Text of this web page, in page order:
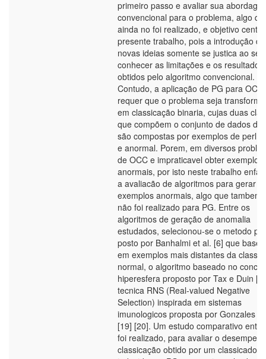
primeiro passo e avaliar sua
convencional para o problema, algo
ainda no foi realizado, e objetivo
presente trabalho, pois a introdução de
novas ideias somente se justica ao se
conhecer as limitações e os resultados
obtidos pelo algoritmo convencional.
Contudo, a aplicação de PG para OCC
requer que o problema seja
em classicação binaria, cujas duas
que compõem o conjunto de dados de
são compostas por exemplos de perl
e anormal. Porem, em diversos
de OCC e impraticavel obter exemplos
anormais, por isto neste trabalho
a avaliacão de algoritmos para gerar
exemplos anormais, algo que tambem
não foi realizado para PG. Entre os
algoritmos de geração de anomalia
estudados, selecionou-se o metodo
posto por Banhalmi et al. [6] que
em exemplos mais distantes da classe
normal, o algoritmo baseado no
hiperesfera proposto por Tax e Duin
tecnica RNS (Real-valued Negative
Selection) inspirada em sistemas
imunologicos proposta por Gonzales
[19] [20]. Um estudo comparativo
foi realizado, para avaliar o
classicação obtido por um classicador